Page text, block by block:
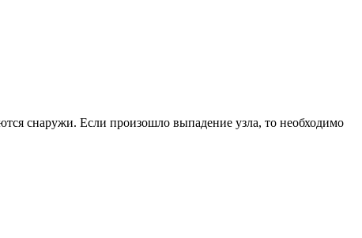
снаружи. Если произошло выпадение узла, то необходимо